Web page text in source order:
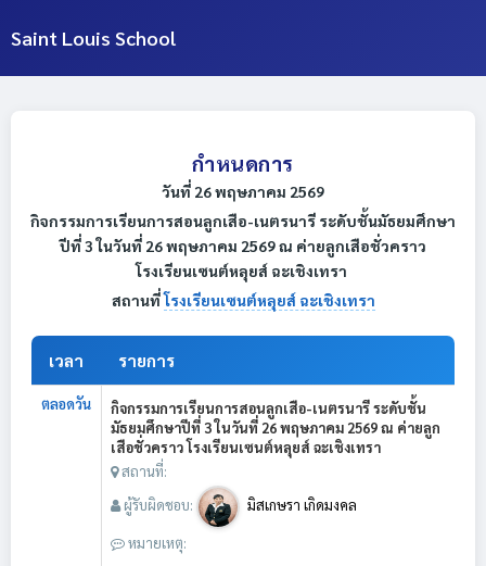
Saint Louis School
กำหนดการ
วันที่ 26 พฤษภาคม 2569
กิจกรรมการเรียนการสอนลูกเสือ-เนตรนารี ระดับชั้นมัธยมศึกษา
ปีที่ 3 ในวันที่ 26 พฤษภาคม 2569 ณ ค่ายลูกเสือชั่วคราว
โรงเรียนเซนต์หลุยส์ ฉะเชิงเทรา
สถานที่โรงเรียนเซนต์หลุยส์ ฉะเชิงเทรา
เวลา รายการ
ตลอดวัน
กิจกรรมการเรียนการสอนลูกเสือ-เนตรนารี ระดับชั้น
มัธยมศึกษาปีที่ 3 ในวันที่ 26 พฤษภาคม 2569 ณ ค่ายลูก
เสือชั่วคราว โรงเรียนเซนต์หลุยส์ ฉะเชิงเทรา
สถานที่:
ผู้รับผิดชอบ:
มิสเกษรา เกิดมงคล
หมายเหตุ: